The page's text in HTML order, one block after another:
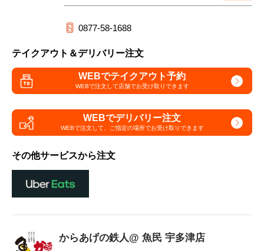
0877-58-1688
テイクアウト＆デリバリー注文
WEBでテイクアウト予約
WEBで注文して店舗でお受け取りできます
WEBでデリバリー注文
WEBで注文して、 ご指定の場所でお受け取りできます
その他サービスから注文
からあげの鉄人@ 魚民 宇多津店